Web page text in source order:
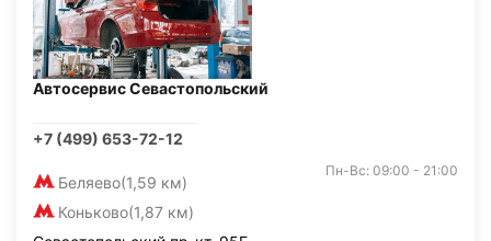
Автосервис Севастопольский
+7 (499) 653-72-12
Беляево(1,59 км)
Коньково(1,87 км)
Пн-Вс: 09:00 - 21:00